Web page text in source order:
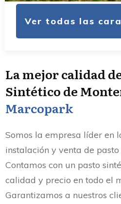
Ver todas las
La mejor calidad
Sintético de
Marcopark
Somos la empresa líder en
instalación y venta de
Contamos con un pasto
calidad y precio en todo el
Garantizamos a nuestros